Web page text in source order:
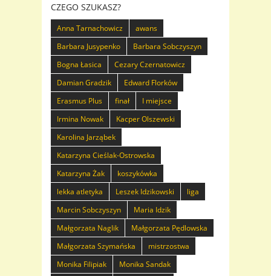
CZEGO SZUKASZ?
Anna Tarnachowicz
awans
Barbara Jusypenko
Barbara Sobczyszyn
Bogna Łasica
Cezary Czernatowicz
Damian Gradzik
Edward Florków
Erasmus Plus
finał
I miejsce
Irmina Nowak
Kacper Olszewski
Karolina Jarząbek
Katarzyna Cieślak-Ostrowska
Katarzyna Żak
koszykówka
lekka atletyka
Leszek Idzikowski
liga
Marcin Sobczyszyn
Maria Idzik
Małgorzata Naglik
Małgorzata Pędlowska
Małgorzata Szymańska
mistrzostwa
Monika Filipiak
Monika Sandak